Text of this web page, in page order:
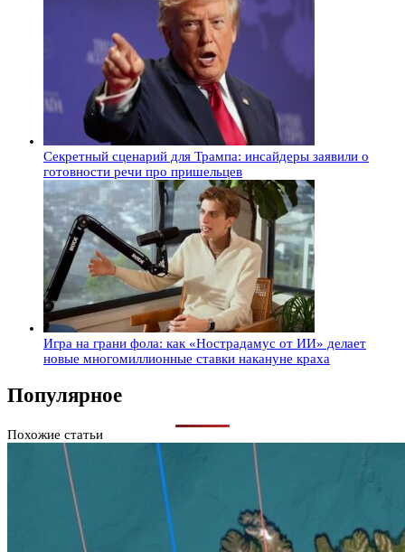
Секретный сценарий для Трампа: инсайдеры заявили о
готовности речи про пришельцев
Игра на грани фола: как «Нострадамус от ИИ» делает
новые многомиллионные ставки накануне краха
Популярное
Похожие статьи